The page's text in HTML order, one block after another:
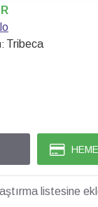
Tribeca
listesine